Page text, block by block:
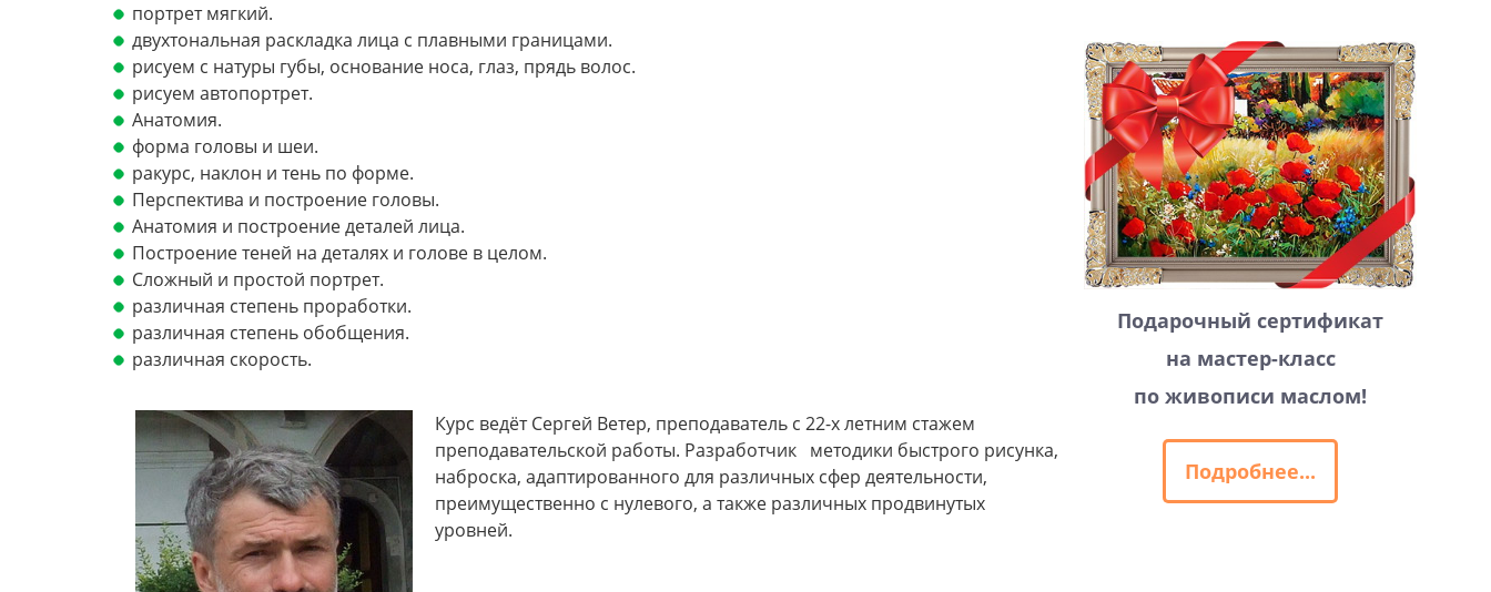
портрет мягкий.
двухтональная раскладка лица с плавными границами.
рисуем с натуры губы, основание носа, глаз, прядь волос.
рисуем автопортрет.
Анатомия.
форма головы и шеи.
ракурс, наклон и тень по форме.
Перспектива и построение головы.
Анатомия и построение деталей лица.
Построение теней на деталях и голове в целом.
Сложный и простой портрет.
различная степень проработки.
различная степень обобщения.
различная скорость.
Курс ведёт Сергей Ветер, преподаватель с 22-х летним стажем
преподавательской работы. Разработчик методики быстрого рисунка,
наброска, адаптированного для различных сфер деятельности,
преимущественно с нулевого, а также различных продвинутых
уровней.
Подарочный сертификат
на мастер-класс
по живописи маслом!
Подробнее...